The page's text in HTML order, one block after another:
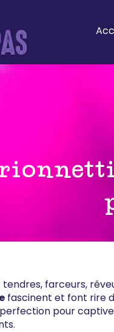
tendres, farceurs,
fascinent et font rire
pour